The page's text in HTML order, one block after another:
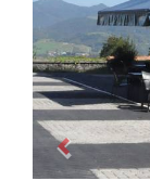
Previous